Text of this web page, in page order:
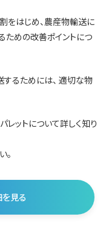
をはじめ、農産物輸送に
ための改善ポイントにつ
るためには、 適切な物
ットについて詳しく知り
。
を見る